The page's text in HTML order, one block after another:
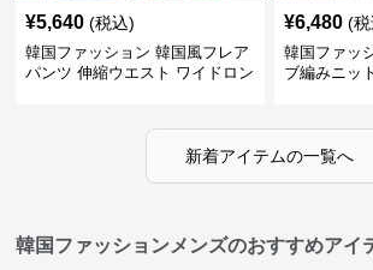
¥5,640 (税込)
韓国ファッション 韓国風フレア
パンツ 伸縮ウエスト ワイドロン
¥6,480 (
韓国ファッ
ブ編みニッ
新着アイテムの一覧へ
韓国ファッションメンズのおすすめアイ